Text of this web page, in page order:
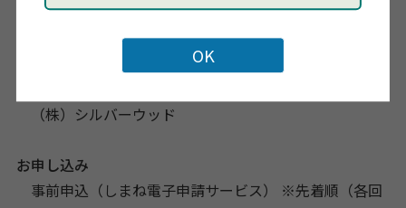
参加費
（株）シルバーウッド
お申し込み
事前申込（しまね電子申請サービス） ※先着順（各回